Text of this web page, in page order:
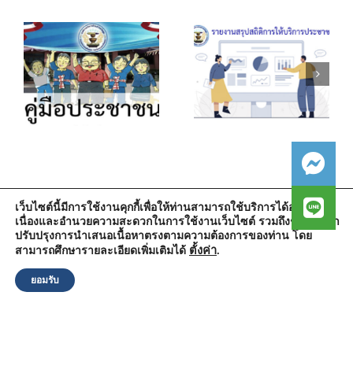
สำนักงานองค์การบริหารส่วนตำบลวัดตูม
หมู่ที่ 5 ตำบลวัดตูม อำเภอพระนครศรีอยุธยา จังหวัดพระนครศรีอยุธยา
13000
เว็บไซต์นี้มีการใช้งานคุกกี้เพื่อให้ท่านสามารถใช้บริการได้อย่างต่อ
เนื่องและอำนวยความสะดวกในการใช้งานเว็บไซต์ รวมถึงช่วยให้เรา
ปรับปรุงการนำเสนอเนื้อหาตรงตามความต้องการของท่าน โดย
สามารถศึกษารายละเอียดเพิ่มเติมได้ ตั้งค่า.
ยอมรับ